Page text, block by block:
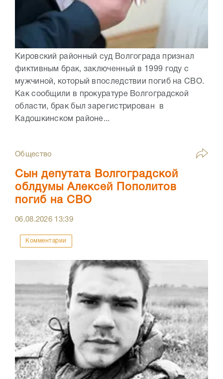
Кировский районный суд Волгограда признал
фиктивным брак, заключенный в 1999 году с
мужчиной, который впоследствии погиб на СВО.
Как сообщили в прокуратуре Волгоградской
области, брак был зарегистрирован в
Кадошкинском районе...
Общество
Сын депутата Волгоградской
облдумы Алексей Пополитов
погиб на СВО
06.08.2026 13:39
Комментарии